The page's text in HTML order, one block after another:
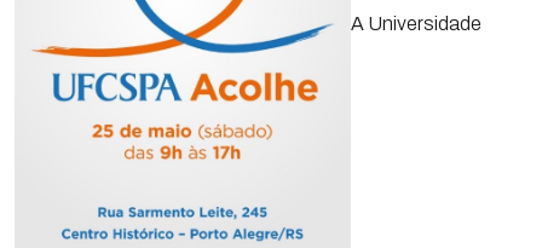
A Universidade